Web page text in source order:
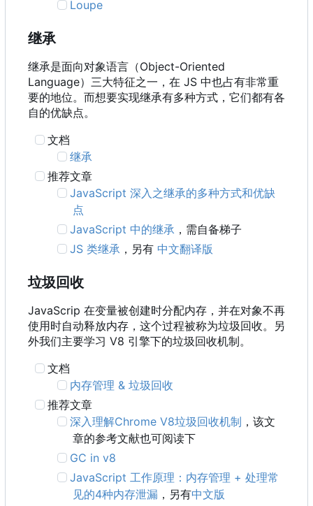
Loupe
继承
继承是面向对象语言 （Object-Oriented
Language） 三大特征之一 ， 在 JS 中也占有非常重
要的地位。而想要实现继承有多种方式，它们都有各
自的优缺点。
文档
继承
推荐文章
JavaScript 深入之继承的多种方式和优缺
点
JavaScript 中的继承 ，需自备梯子
JS 类继承 ，另有 中文翻译版
垃圾回收
JavaScrip 在变量被创建时分配内存，并在对象不再
使用时自动释放内存，这个过程被称为垃圾回收。另
外我们主要学习 V8 引擎下的垃圾回收机制。
文档
内存管理 & 垃圾回收
推荐文章
深入理解Chrome V8垃圾回收机制 ，该文
章的参考文献也可阅读下
GC in v8
JavaScript 工作原理：内存管理 + 处理常
见的4种内存泄漏 ，另有中文版